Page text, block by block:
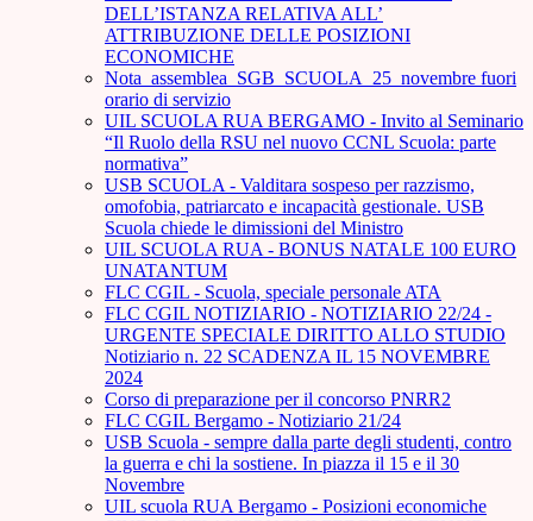
DELL’ISTANZA RELATIVA ALL’
ATTRIBUZIONE DELLE POSIZIONI
ECONOMICHE
Nota_assemblea_SGB_SCUOLA_25_novembre fuori
orario di servizio
UIL SCUOLA RUA BERGAMO - Invito al Seminario
“Il Ruolo della RSU nel nuovo CCNL Scuola: parte
normativa”
USB SCUOLA - Valditara sospeso per razzismo,
omofobia, patriarcato e incapacità gestionale. USB
Scuola chiede le dimissioni del Ministro
UIL SCUOLA RUA - BONUS NATALE 100 EURO
UNATANTUM
FLC CGIL - Scuola, speciale personale ATA
FLC CGIL NOTIZIARIO - NOTIZIARIO 22/24 -
URGENTE SPECIALE DIRITTO ALLO STUDIO
Notiziario n. 22 SCADENZA IL 15 NOVEMBRE
2024
Corso di preparazione per il concorso PNRR2
FLC CGIL Bergamo - Notiziario 21/24
USB Scuola - sempre dalla parte degli studenti, contro
la guerra e chi la sostiene. In piazza il 15 e il 30
Novembre
UIL scuola RUA Bergamo - Posizioni economiche